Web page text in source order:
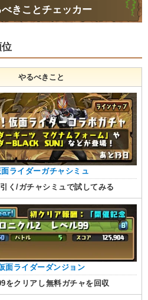
きことチェッカー
やるべきこと
面ライダーガチャシミュ
く/ガチャシミュで試してみる
面ライダーダンジョン
をクリアし無料ガチャを回収